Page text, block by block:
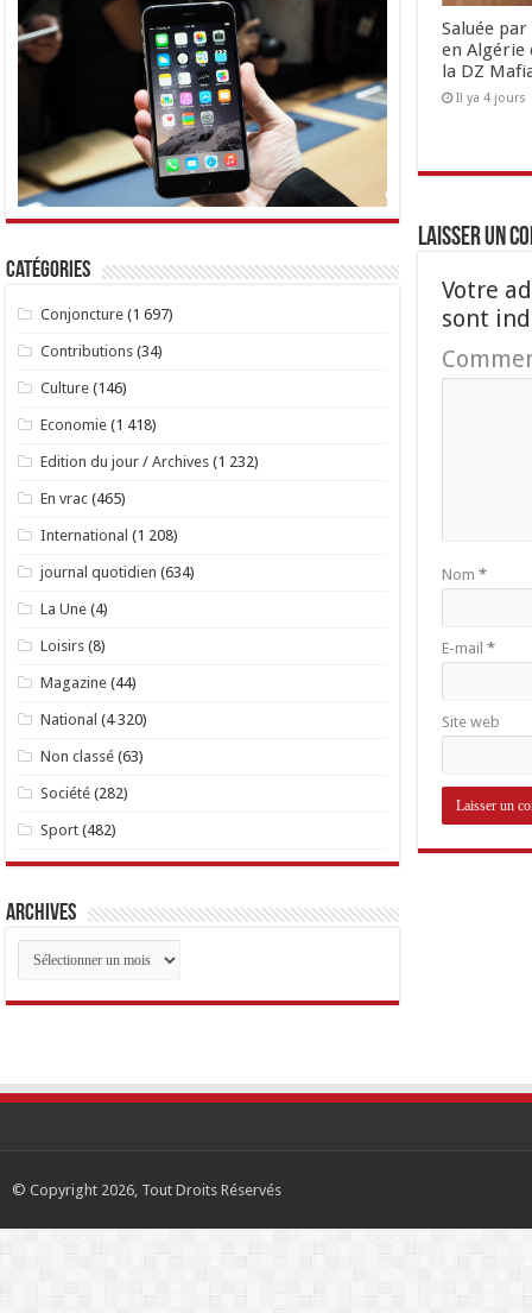
Saluée
en Algérie
la DZ
Il ya 4 jours
Laisser un
Votre
sont
Nom *
E-mail *
Site web
Catégories
Conjoncture (1 697)
Contributions (34)
Culture (146)
Economie (1 418)
Edition du jour / Archives (1 232)
En vrac (465)
International (1 208)
journal quotidien (634)
La Une (4)
Loisirs (8)
Magazine (44)
National (4 320)
Non classé (63)
Société (282)
Sport (482)
Archives
Archives
© Copyright 2026, Tout Droits Réservés